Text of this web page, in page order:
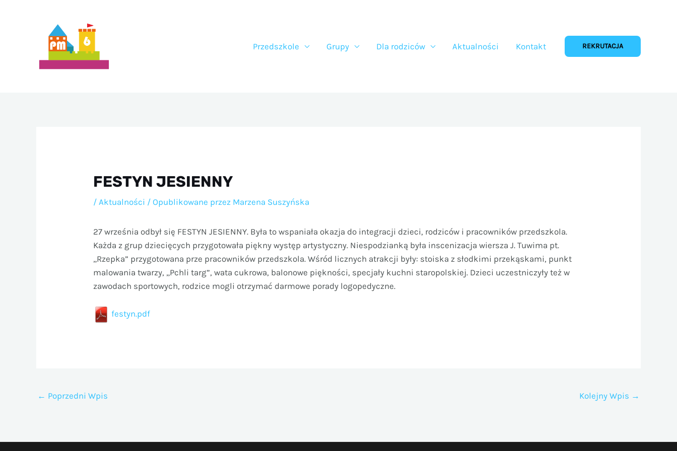
Przedszkole
Grupy Dla rodziców Aktualności Kontakt REKRUTACJA
FESTYN JESIENNY
/ Aktualności / Opublikowane przez Marzena Suszyńska
27 września odbył się FESTYN JESIENNY. Była to wspaniała okazja do integracji dzieci, rodziców i pracowników przedszkola.
Każda z grup dziecięcych przygotowała piękny występ artystyczny. Niespodzianką była inscenizacja wiersza J. Tuwima pt.
„Rzepka” przygotowana prze pracowników przedszkola. Wśród licznych atrakcji były: stoiska z słodkimi przekąskami, punkt
malowania twarzy, „Pchli targ”, wata cukrowa, balonowe piękności, specjały kuchni staropolskiej. Dzieci uczestniczyły też w
zawodach sportowych, rodzice mogli otrzymać darmowe porady logopedyczne.
festyn.pdf
← Poprzedni Wpis Kolejny Wpis →